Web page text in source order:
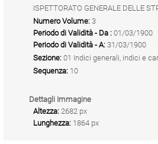
ISPETTORATO GENERALE DELLE
Numero Volume: 3
Periodo di Validità - Da : 01/03/1900
Periodo di Validità - A: 31/03/1900
Sezione: 01 Indici generali, indici e
Sequenza: 10
Dettagli Immagine
Altezza: 2682 px
Lunghezza: 1864 px